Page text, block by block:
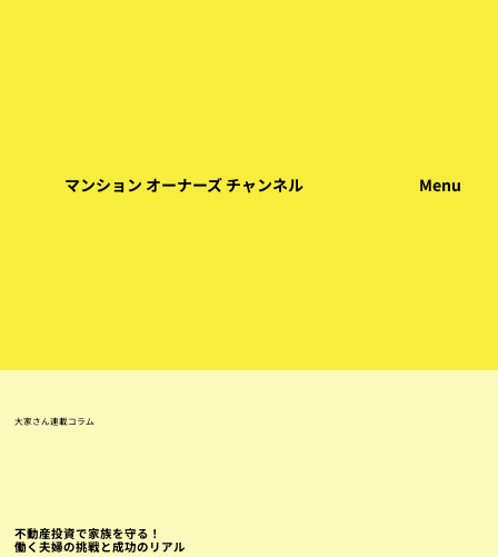
マンション オーナーズ チャンネル Menu
大家さん連載コラム
不動産投資で家族を守る！
働く夫婦の挑戦と成功のリアル